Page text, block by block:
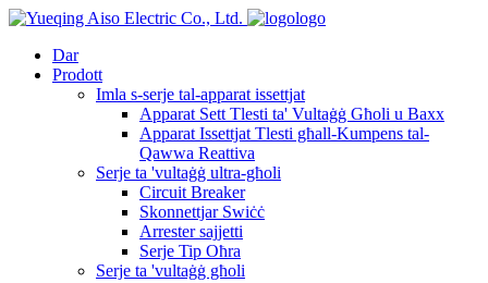
logo
Dar
Prodott
Imla s-serje tal-apparat issettjat
Apparat Sett Tlesti ta' Vultaġġ Għoli u Baxx
Apparat Issettjat Tlesti għall-Kumpens tal-
Qawwa Reattiva
Serje ta 'vultaġġ ultra-għoli
Circuit Breaker
Skonnettjar Swiċċ
Arrester sajjetti
Serje Tip Oħra
Serje ta 'vultaġġ għoli